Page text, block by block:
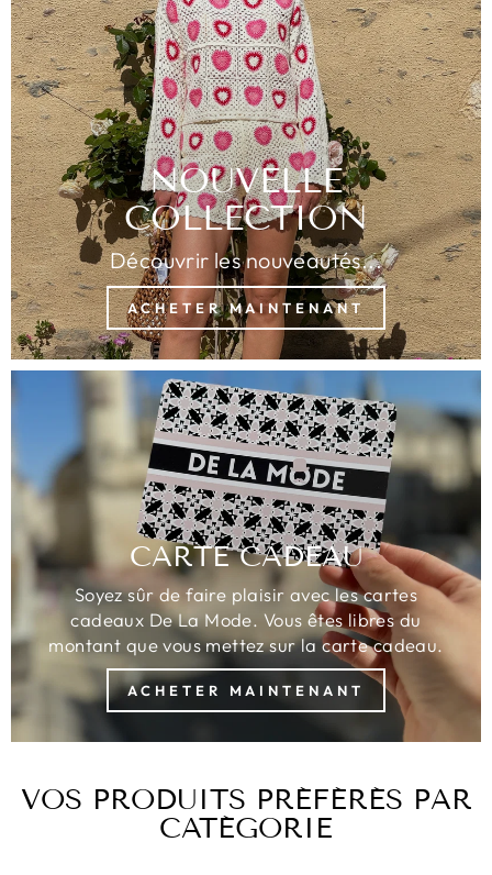
NOUVELLE
COLLECTION
Découvrir les nouveautés...
ACHETER MAINTENANT
CARTE CADEAU
Soyez sûr de faire plaisir avec les cartes
cadeaux De La Mode. Vous êtes libres du
montant que vous mettez sur la carte cadeau.
ACHETER MAINTENANT
VOS PRODUITS PRÉFÉRÉS PAR
CATÉGORIE